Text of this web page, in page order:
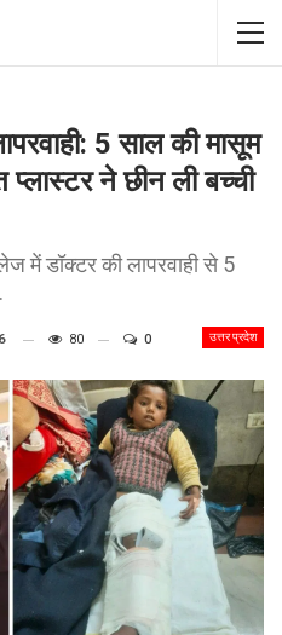
5 साल की मासूम
ने छीन ली बच्ची
में डॉक्टर की लापरवाही से 5
उत्तर प्रदेश
80 0